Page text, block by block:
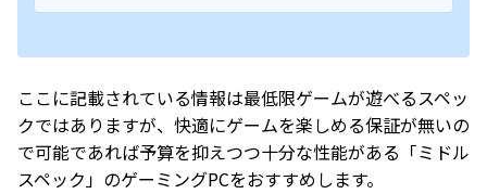
ここに記載されている情報は最低限ゲームが遊べるスペッ
クではありますが、快適にゲームを楽しめる保証が無いの
で可能であれば予算を抑えつつ十分な性能がある「ミドル
スペック」のゲーミングPCをおすすめします。